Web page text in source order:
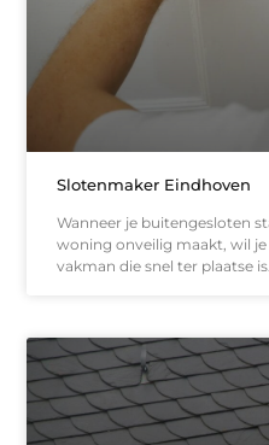
Slotenmaker Eindhoven
Wanneer je buitengesloten
woning onveilig maakt, wil
vakman die snel ter plaatse